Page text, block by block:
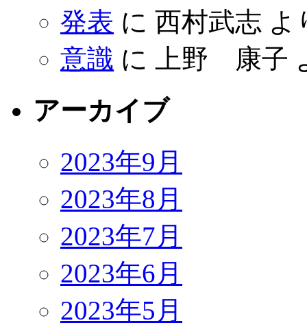
発表 に 西村武志 よ
意識 に 上野 康子
アーカイブ
2023年9月
2023年8月
2023年7月
2023年6月
2023年5月